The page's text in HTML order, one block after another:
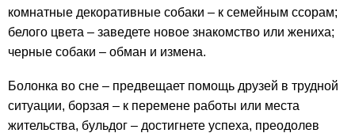
комнатные декоративные собаки – к семейным ссорам;
белого цвета – заведете новое знакомство или жениха;
черные собаки – обман и измена.
Болонка во сне – предвещает помощь друзей в трудной
ситуации, борзая – к перемене работы или места
жительства, бульдог – достигнете успеха, преодолев